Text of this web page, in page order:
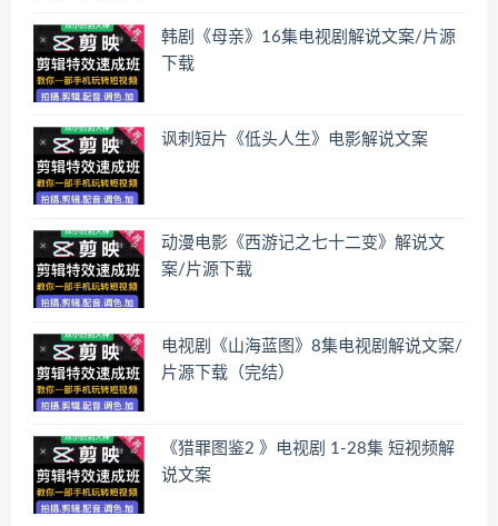
韩剧《母亲》16集电视剧解说文案/片源
下载
讽刺短片《低头人生》电影解说文案
动漫电影《西游记之七十二变》解说文
案/片源下载
电视剧《山海蓝图》8集电视剧解说文案/
片源下载（完结）
《猎罪图鉴2 》电视剧 1-28集 短视频解
说文案